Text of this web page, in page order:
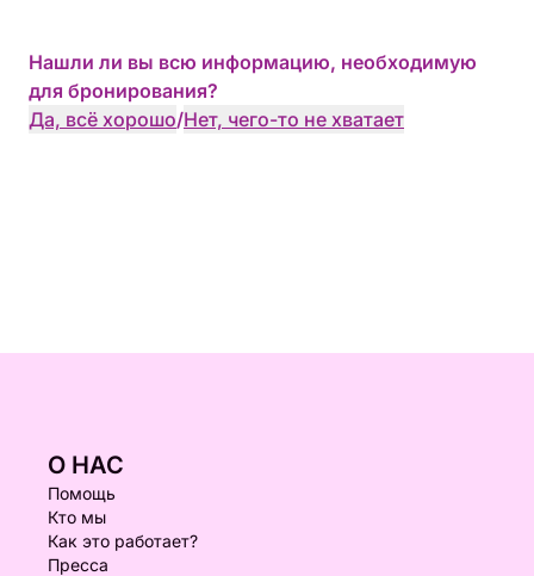
Нашли ли вы всю информацию, необходимую
для бронирования?
Да, всё хорошо/Нет, чего-то не хватает
О НАС
Помощь
Кто мы
Как это работает?
Пресса